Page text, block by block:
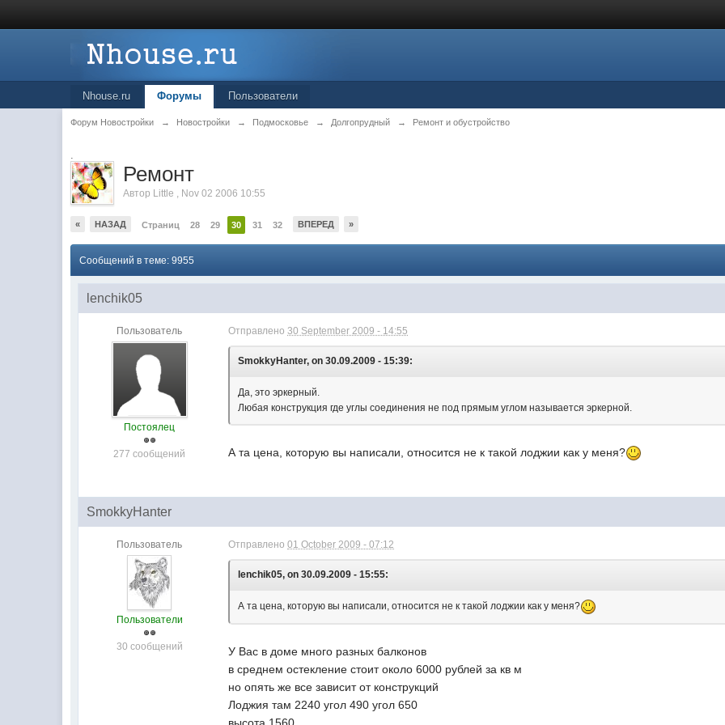
Nhouse.ru Форумы Пользователи
Форум Новостройки → Новостройки → Подмосковье → Долгопрудный → Ремонт и обустройство
.
Ремонт
Автор Little , Nov 02 2006 10:55
« НАЗАД Страниц 28 29 30 31 32 ВПЕРЕД »
Сообщений в теме: 9955
lenchik05
Пользователь
Постоялец
277 сообщений
Отправлено30 September 2009 - 14:55
SmokkyHanter, on 30.09.2009 - 15:39:
Да, это эркерный.
Любая конструкция где углы соединения не под прямым углом называется эркерной.
А та цена, которую вы написали, относится не к такой лоджии как у меня?
SmokkyHanter
Пользователь
Пользователи
30 сообщений
Отправлено01 October 2009 - 07:12
lenchik05, on 30.09.2009 - 15:55:
А та цена, которую вы написали, относится не к такой лоджии как у меня?
У Вас в доме много разных балконов
в среднем остекление стоит около 6000 рублей за кв м
но опять же все зависит от конструкций
Лоджия там 2240 угол 490 угол 650